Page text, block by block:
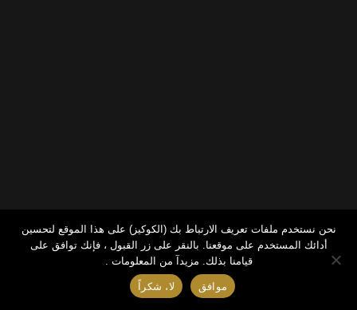
نحن نستخدم ملفات تعريف الارتباط بك (الكوكيز) على هذا الموقع لتحسين
أدائك المستخدم على موقعنا. بالنقر على زر القبول ، فإنك توافق على
قيامنا بذلك. مزيدآ من المعلومات .
موافق لا، شكراً